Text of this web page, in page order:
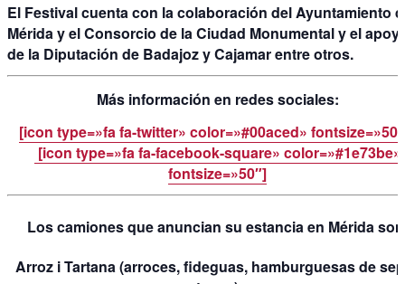
El Festival cuenta con la colaboración del Ayuntamiento
Mérida y el Consorcio de la Ciudad Monumental y el
de la Diputación de Badajoz y Cajamar entre otros.
Más información en redes sociales:
[icon type=»fa fa-twitter» color=»#00aced»
[icon type=»fa fa-facebook-square» color=»#1e73be»
fontsize=»50″]
Los camiones que anuncian su estancia en Mérida
Arroz i Tartana(arroces, fideguas, hamburguesas de